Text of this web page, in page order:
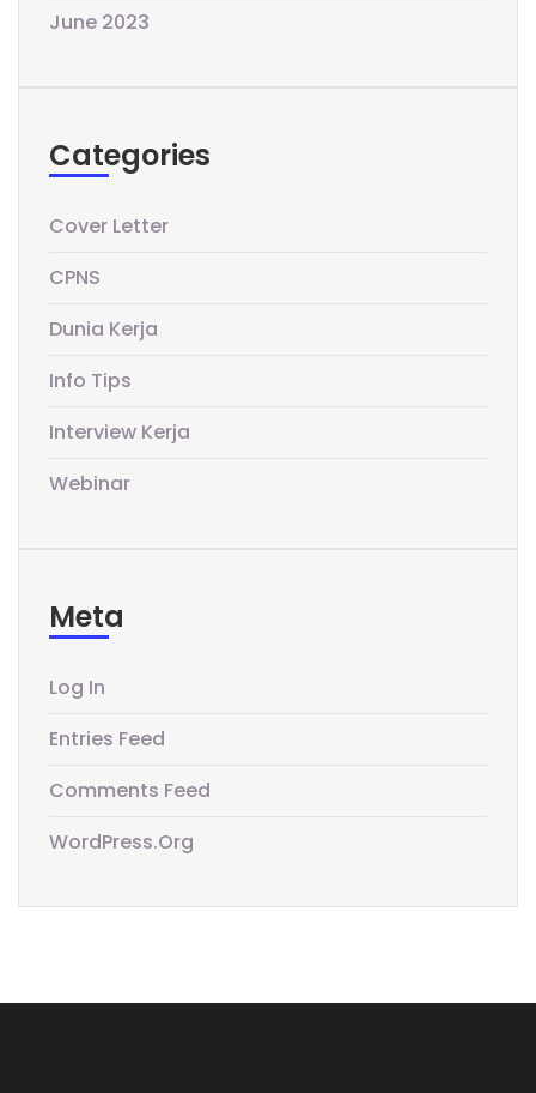
June 2023
Categories
Cover Letter
CPNS
Dunia Kerja
Info Tips
Interview Kerja
Webinar
Meta
Log In
Entries Feed
Comments Feed
WordPress.org